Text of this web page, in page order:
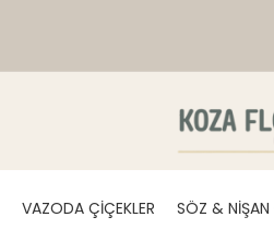
VAZODA ÇİÇEKLER SÖZ & NİŞAN